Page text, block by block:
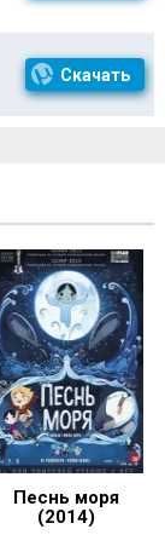
Скачать
Песнь моря
(2014)